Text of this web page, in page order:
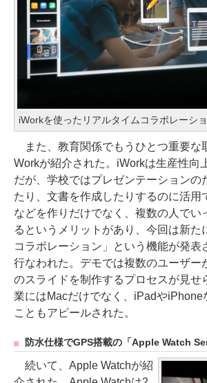
iWorkを使ったリアルタイムコラボレーシ
また、教育関係でもうひとつ重要な
Workが紹介された。iWorkは生産性向
だが、学校ではプレゼンテーションの
たり、文書を作成したりするのに活用
などを作りだけでなく、複数の人でい
るというメリットがあり、今回は新た
コラボレーション」という機能が発表
行なわれた。デモでは複数のユーザー
のスライドを制作するプロセスが見せ
業にはMacだけでなく、iPadやiPhone
こともアピールされた。
防水仕様でGPS搭載の「Apple Watch
続いて、Apple Watchが紹